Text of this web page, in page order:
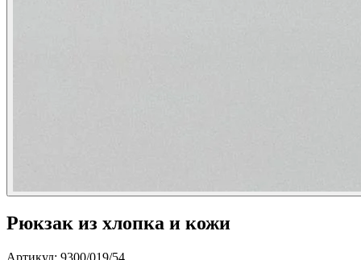
Рюкзак из хлопка и кожи
Артикул: 9300/019/54